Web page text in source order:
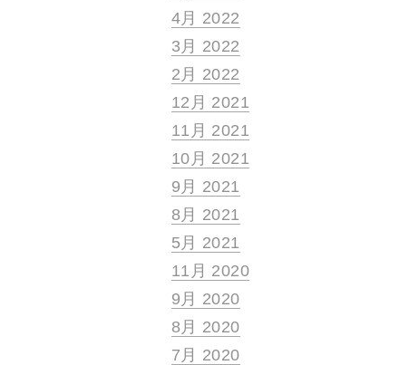
4月 2022
3月 2022
2月 2022
12月 2021
11月 2021
10月 2021
9月 2021
8月 2021
5月 2021
11月 2020
9月 2020
8月 2020
7月 2020